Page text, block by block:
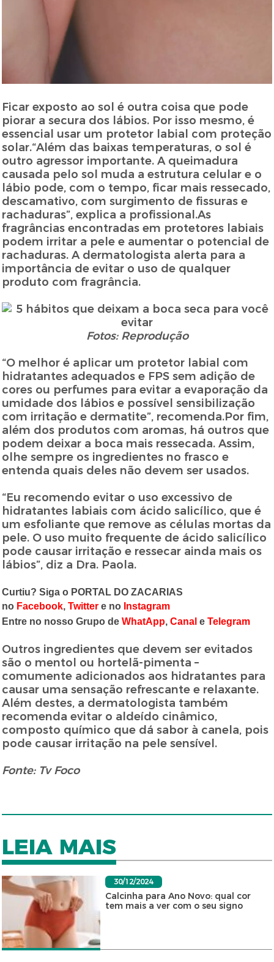
Ficar exposto ao sol é outra coisa que pode
piorar a secura dos lábios. Por isso mesmo, é
essencial usar um protetor labial com proteção
solar.“Além das baixas temperaturas, o sol é
outro agressor importante. A queimadura
causada pelo sol muda a estrutura celular e o
lábio pode, com o tempo, ficar mais ressecado,
descamativo, com surgimento de fissuras e
rachaduras”, explica a profissional.As
fragrâncias encontradas em protetores labiais
podem irritar a pele e aumentar o potencial de
rachaduras. A dermatologista alerta para a
importância de evitar o uso de qualquer
produto com fragrância.
Fotos: Reprodução
“O melhor é aplicar um protetor labial com
hidratantes adequados e FPS sem adição de
cores ou perfumes para evitar a evaporação da
umidade dos lábios e possível sensibilização
com irritação e dermatite”, recomenda.Por fim,
além dos produtos com aromas, há outros que
podem deixar a boca mais ressecada. Assim,
olhe sempre os ingredientes no frasco e
entenda quais deles não devem ser usados.
“Eu recomendo evitar o uso excessivo de
hidratantes labiais com ácido salicílico, que é
um esfoliante que remove as células mortas da
pele. O uso muito frequente de ácido salicílico
pode causar irritação e ressecar ainda mais os
lábios”, diz a Dra. Paola.
Curtiu? Siga o PORTAL DO ZACARIAS
no Facebook,Twitter e no Instagram
Entre no nosso Grupo deWhatApp,Canal eTelegram
Outros ingredientes que devem ser evitados
são o mentol ou hortelã-pimenta –
comumente adicionados aos hidratantes para
causar uma sensação refrescante e relaxante.
Além destes, a dermatologista também
recomenda evitar o aldeído cinâmico,
composto químico que dá sabor à canela, pois
pode causar irritação na pele sensível.
Fonte: Tv Foco
LEIA MAIS
30/12/2024
Calcinha para Ano Novo: qual cor
tem mais a ver com o seu signo